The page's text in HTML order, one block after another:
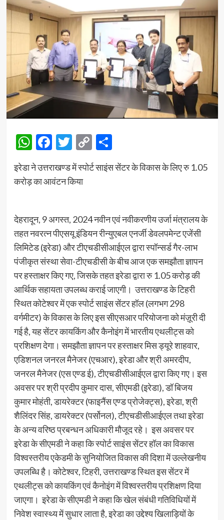
WhatsApp
Facebook
Twitter
Copy
Link
Share
इरेडा ने उत्तराखण्ड में स्पोर्ट साइंस सेंटर के विकास के लिए रु 1.05
करोड़ का आवंटन किया
देहरादून, 9 अगस्त, 2024 नवीन एवं नवीकरणीय उर्जा मंत्रालय के
तहत नवरत्न पीएसयू इंडियन रीन्युएबल एनर्जी डेवलपमेन्ट एजेंसी
लिमिटेड (इरेडा) और टीएचडीसीआईएल द्वारा स्पॉन्सर्ड गैर-लाभ
पंजीकृत संस्था सेवा-टीएचडीसी के बीच आज एक समझौता ज्ञापन
पर हस्ताक्षर किए गए, जिसके तहत इरेडा द्वारा रु 1.05 करोड़ की
आर्थिक सहायता उपलब्ध कराई जाएगी। उत्तराखण्ड के टिहरी
स्थित कोटेश्वर में एक स्पोर्ट साइंस सेंटर हॉल (लगभग 298
वर्गमीटर) के विकास के लिए इस सीएसआर परियोजना को मंज़ूरी दी
गई है, यह सेंटर कायकिंग और कैनोइंग में भारतीय एथलीट्स को
प्रशिक्षण देगा। समझौता ज्ञापन पर हस्ताक्षर मिस ड्यूरे शाहवार,
एडिशनल जनरल मैनेजर (एचआर), इरेडा और श्री अमरदीप,
जनरल मैनेजर (एस एण्ड ई), टीएचडीसीआईएल द्वारा किए गए। इस
अवसर पर श्री प्रदीप कुमार दास, सीएमडी (इरेडा), डॉ बिजय
कुमार मोहंती, डायरेक्टर (फाइनैंस एण्ड प्रोजेक्ट्स), इरेडा, श्री
शैलिंदर सिंह, डायरेक्टर (पर्सोनल), टीएचडीसीआईएल तथा इरेडा
के अन्य वरिष्ठ प्रबन्धन अधिकारी मौजूद रहे। इस अवसर पर
इरेडा के सीएमडी ने कहा कि स्पोर्ट साइंस सेंटर हॉल का विकास
विश्वस्तरीय एकेडमी के सुनियोजित विकास की दिशा में उल्लेखनीय
उपलब्धि है। कोटेश्वर, टिहरी, उत्तराखण्ड स्थित इस सेंटर में
एथलीट्स को कायकिंग एवं कैनोइंग में विश्वस्तरीय प्रशिक्षण दिया
जाएगा। इरेडा के सीएमडी ने कहा कि खेल संबंधी गतिविधियों में
निवेश स्वास्थ्य में सुधार लाता है, इरेडा का उद्देश्य खिलाड़ियों के